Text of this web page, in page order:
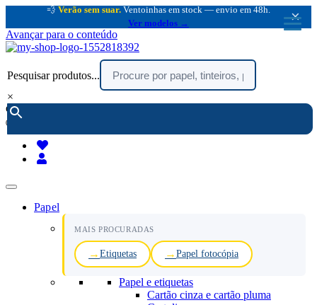
💨 Verão sem suar. Ventoinhas em stock — envio em 48h.
Ver modelos →
×
Avançar para o conteúdo
Pesquisar produtos...
×
encomendar por telefone :
(chamada rede fixa nacional)
Papel
MAIS PROCURADAS
Etiquetas Papel fotocópia
Papel e etiquetas
Cartão cinza e cartão pluma